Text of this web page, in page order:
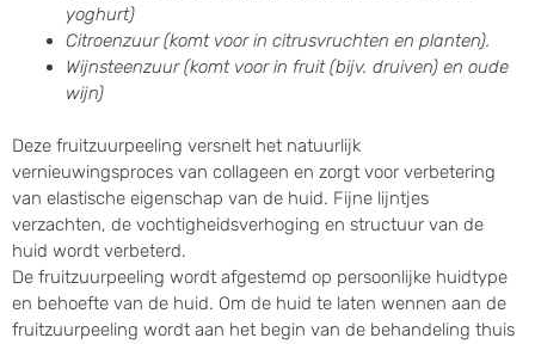
yoghurt)
Citroenzuur (komt voor in citrusvruchten en planten).
Wijnsteenzuur (komt voor in fruit (bijv. druiven) en oude
wijn)
Deze fruitzuurpeeling versnelt het natuurlijk
vernieuwingsproces van collageen en zorgt voor verbetering
van elastische eigenschap van de huid. Fijne lijntjes
verzachten, de vochtigheidsverhoging en structuur van de
huid wordt verbeterd.
De fruitzuurpeeling wordt afgestemd op persoonlijke huidtype
en behoefte van de huid. Om de huid te laten wennen aan de
fruitzuurpeeling wordt aan het begin van de behandeling thuis